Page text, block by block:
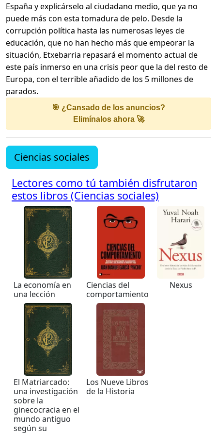
España y explicárselo al ciudadano medio, que ya no
puede más con esta tomadura de pelo. Desde la
corrupción política hasta las numerosas leyes de
educación, que no han hecho más que empeorar la
situación, Etxebarria repasará el momento actual de
este país inmerso en una crisis peor que la del resto de
Europa, con el terrible añadido de los 5 millones de
parados.
🎯 ¿Cansado de los anuncios?
Elimínalos ahora 🚀
Ciencias sociales
Lectores como tú también disfrutaron
estos libros (Ciencias sociales)
La economía en
una lección
Ciencias del
comportamiento
Nexus
El Matriarcado:
una investigación
sobre la
ginecocracia en el
mundo antiguo
según su
Los Nueve Libros
de la Historia